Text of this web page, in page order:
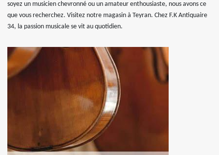
soyez un musicien chevronné ou un amateur enthousiaste, nous avons ce
que vous recherchez. Visitez notre magasin à Teyran. Chez F.K Antiquaire
34, la passion musicale se vit au quotidien.